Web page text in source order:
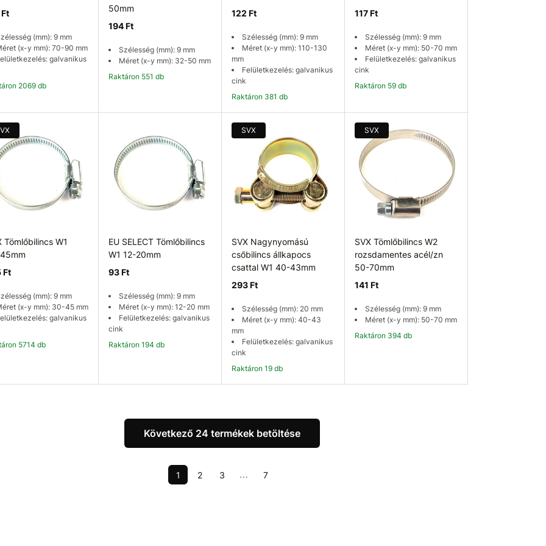
Ft
(mm): 9 mm
(x-y mm): 70-90 mm
galvanikus
2069 db
50mm
194 Ft
Szélesség (mm): 9 mm
Méret (x-y mm): 32-50 mm
Raktáron 551 db
122 Ft
Szélesség (mm): 9 mm
Méret (x-y mm): 110-130
mm
Felületkezelés: galvanikus
cink
Raktáron 381 db
117 Ft
Szélesség (mm): 9 mm
Méret (x-y mm): 50-70 mm
Felületkezelés: galvanikus
cink
Raktáron 59 db
Tömlőbilincs W1
Ft
(mm): 9 mm
(x-y mm): 30-45 mm
galvanikus
5714 db
EU SELECT Tömlőbilincs
W1 12-20mm
93 Ft
Szélesség (mm): 9 mm
Méret (x-y mm): 12-20 mm
Felületkezelés: galvanikus
cink
Raktáron 194 db
SVX
SVX Nagynyomású
csőbilincs állkapocs
csattal W1 40-43mm
293 Ft
Szélesség (mm): 20 mm
Méret (x-y mm): 40-43
mm
Felületkezelés: galvanikus
cink
Raktáron 19 db
SVX
SVX Tömlőbilincs W2
rozsdamentes acél/zn
50-70mm
141 Ft
Szélesség (mm): 9 mm
Méret (x-y mm): 50-70 mm
Raktáron 394 db
Következő 24 termékek betöltése
1 2 3 ⋯ 7